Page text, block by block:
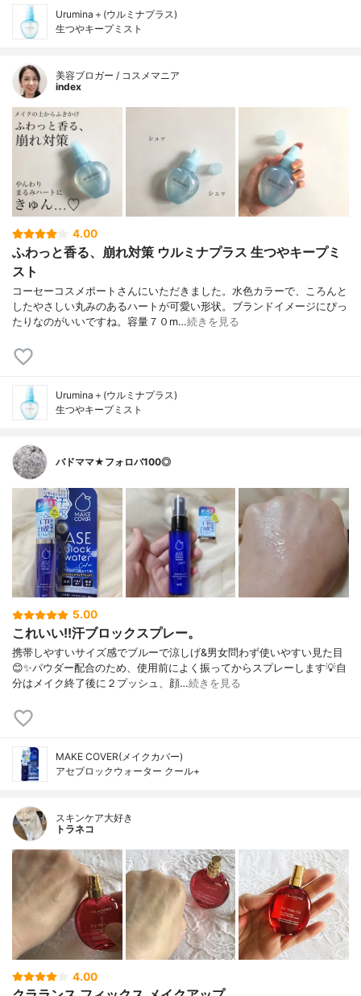
Urumina＋(ウルミナプラス)
生つやキープミスト
美容ブロガー / コスメマニア
index
4.00
ふわっと香る、崩れ対策 ウルミナプラス 生つやキープミ
スト
コーセーコスメポートさんにいただきました。水色カラーで、ころんと
したやさしい丸みのあるハートが可愛い形状。ブランドイメージにぴっ
たりなのがいいですね。容量７０m…続きを見る
Urumina＋(ウルミナプラス)
生つやキープミスト
バドママ★フォロバ100◎
5.00
これいい!!汗ブロックスプレー。
携帯しやすいサイズ感でブルーで涼しげ&男女問わず使いやすい見た目
😊✨パウダー配合のため、使用前によく振ってからスプレーします💡自
分はメイク終了後に２プッシュ、顔…続きを見る
MAKE COVER(メイクカバー)
アセブロックウォーター クール+
スキンケア大好き
トラネコ
4.00